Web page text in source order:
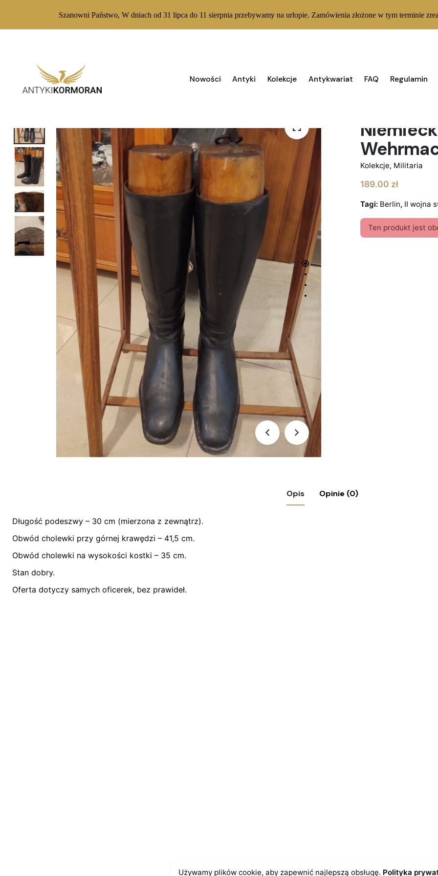
Nowości Antyki Kolekcje Antykwariat FAQ Regulamin
Kolekcje, Militaria
189.00 zł
Tagi: Berlin, II wojna
Ten produkt jest
Opis Opinie (0)
Długość podeszwy – 30 cm (mierzona z zewnątrz).
Obwód cholewki przy górnej krawędzi – 41,5 cm.
Obwód cholewki na wysokości kostki – 35 cm.
Stan dobry.
Oferta dotyczy samych oficerek, bez prawideł.
Nie ma jeszcze żadnych recenzji.
Bądź pierwszym recenzentem “Niemieckie oficerki wojskowe, Wehrmacht”
Używamy plików cookie, aby zapewnić najlepszą obsługę. Polityka
Szanowni Państwo, W dniach od 31 lipca do 11 sierpnia przebywamy na urlopie. Zamówienia złożone w tym terminie